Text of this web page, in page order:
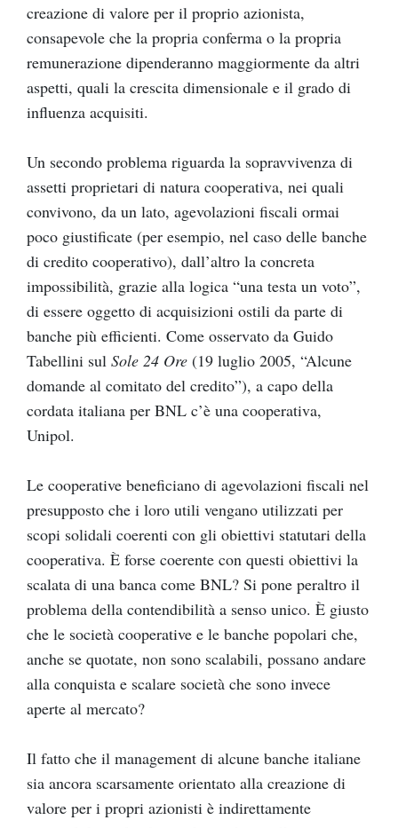
creazione di valore per il proprio azionista,
consapevole che la propria conferma o la propria
remunerazione dipenderanno maggiormente da altri
aspetti, quali la crescita dimensionale e il grado di
influenza acquisiti.
Un secondo problema riguarda la sopravvivenza di
assetti proprietari di natura cooperativa, nei quali
convivono, da un lato, agevolazioni fiscali ormai
poco giustificate (per esempio, nel caso delle banche
di credito cooperativo), dall’altro la concreta
impossibilità, grazie alla logica “una testa un voto”,
di essere oggetto di acquisizioni ostili da parte di
banche più efficienti. Come osservato da Guido
Tabellini sul Sole 24 Ore (19 luglio 2005, “Alcune
domande al comitato del credito”), a capo della
cordata italiana per BNL c’è una cooperativa,
Unipol.
Le cooperative beneficiano di agevolazioni fiscali nel
presupposto che i loro utili vengano utilizzati per
scopi solidali coerenti con gli obiettivi statutari della
cooperativa. È forse coerente con questi obiettivi la
scalata di una banca come BNL? Si pone peraltro il
problema della contendibilità a senso unico. È giusto
che le società cooperative e le banche popolari che,
anche se quotate, non sono scalabili, possano andare
alla conquista e scalare società che sono invece
aperte al mercato?
Il fatto che il management di alcune banche italiane
sia ancora scarsamente orientato alla creazione di
valore per i propri azionisti è indirettamente